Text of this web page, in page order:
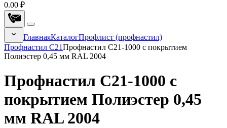
0.00 ₽
ГлавнаяКаталогПрофлист (профнастил)
Профнастил С21Профнастил С21-1000 с покрытием
Полиэстер 0,45 мм RAL 2004
Профнастил С21-1000 с
покрытием Полиэстер 0,45
мм RAL 2004